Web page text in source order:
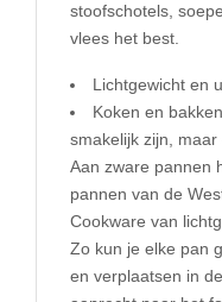
stoofschotels,
vlees het best.
Lichtgewicht en
Koken en
smakelijk zijn,
Aan zware pannen
pannen van de
Cookware van
Zo kun je elke pan
en verplaatsen in